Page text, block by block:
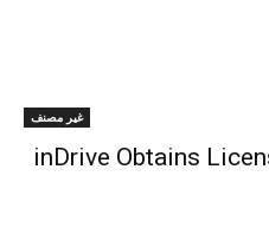
غير مصنف
inDrive Obtains